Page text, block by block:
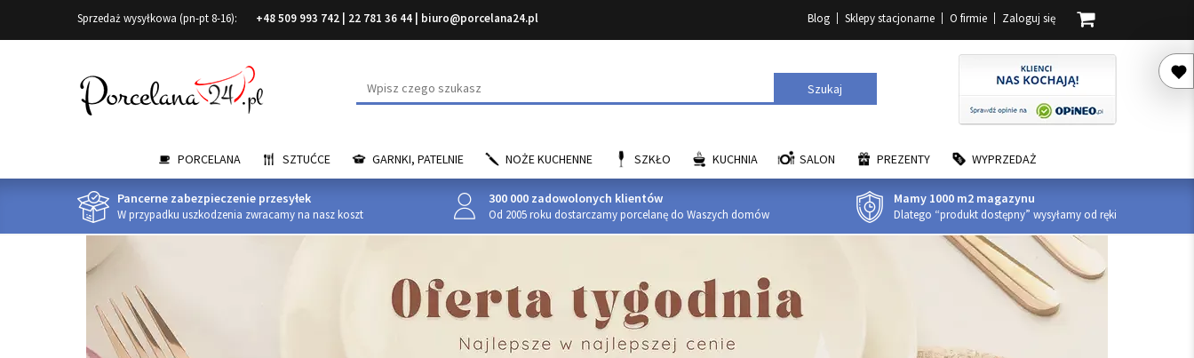
Sprzedaż wysyłkowa (pn-pt 8-16): +48 509 993 742 22 781 36 44 biuro@porcelana24.pl Blog Sklepy stacjonarne O firmie Zaloguj się
Wyszukaj Szukaj
PORCELANA SZTUĆCE GARNKI, PATELNIE NOŻE KUCHENNE SZKŁO KUCHNIA SALON PREZENTY WYPRZEDAŻ
Pancerne zabezpieczenie przesyłek
W przypadku uszkodzenia zwracamy na nasz koszt
300 000 zadowolonych klientów
Od 2005 roku dostarczamy porcelanę do Waszych domów
Mamy 1000 m2 magazynu
Dlatego “produkt dostępny” wysyłamy od ręki